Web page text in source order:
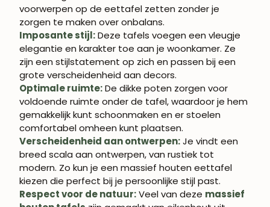
voorwerpen op de eettafel zetten zonder je
zorgen te maken over onbalans.
Imposante stijl:Deze tafels voegen een vleugje
elegantie en karakter toe aan je woonkamer. Ze
zijn een stijlstatement op zich en passen bij een
grote verscheidenheid aan decors.
Optimale ruimte:De dikke poten zorgen voor
voldoende ruimte onder de tafel, waardoor je hem
gemakkelijk kunt schoonmaken en er stoelen
comfortabel omheen kunt plaatsen.
Verscheidenheid aan ontwerpen:Je vindt een
breed scala aan ontwerpen, van rustiek tot
modern. Zo kun je een massief houten eettafel
kiezen die perfect bij je persoonlijke stijl past.
Respect voor de natuur:Veel van deze massief
WORD LID VAN
ROBLE.STORE!
Schrijf je in en krijg 5% korting op je eerste
aankoop.